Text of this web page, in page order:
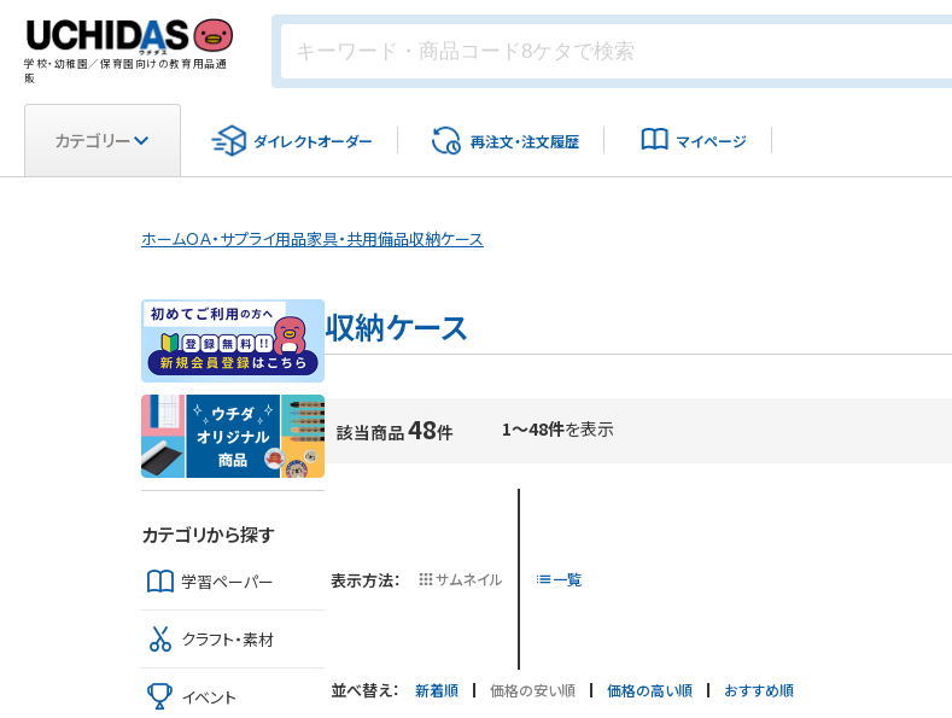
学校・幼稚園／保育園向けの教育用品通
販
カテゴリー ダイレクトオーダー 再注文・注文履歴 マイページ
ホームＯＡ・サプライ用品家具・共用備品収納ケース
収納ケース
該当商品48件 1～48件を表示
表示方法： サムネイル 一覧
並べ替え： 新着順 価格の安い順 価格の高い順 おすすめ順
カテゴリから探す
学習ペーパー
クラフト・素材
イベント